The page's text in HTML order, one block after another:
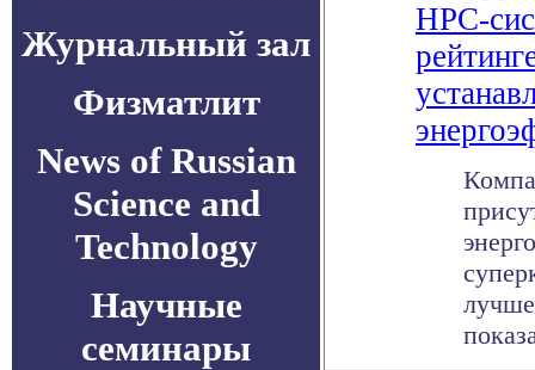
Журнальный зал
Физматлит
News of Russian
Science and
Technology
Научные
семинары
HPC-